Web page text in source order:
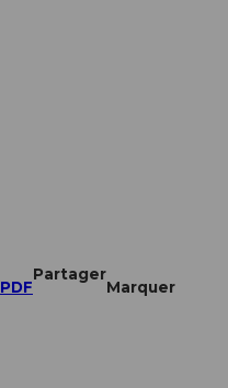
PDF
Partager
Marquer